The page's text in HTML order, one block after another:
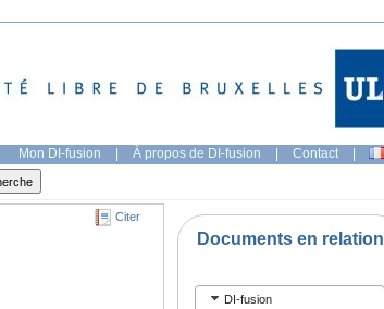
Mon DI-fusion | À propos de DI-fusion | Contact |
Citer
Documents en relation
DI-fusion